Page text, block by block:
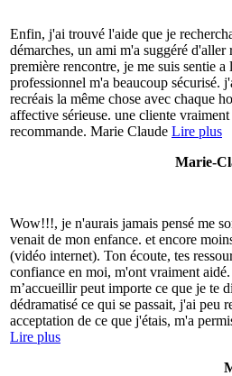
Enfin, j'ai trouvé l'aide que je
démarches, un ami m'a suggéré
première rencontre, je me suis sentie
professionnel m'a beaucoup sécurisé.
recréais la même chose avec chaque
affective sérieuse. une cliente
recommande. Marie Claude Lire plus
Marie-
Wow!!!, je n'aurais jamais pensé me
venait de mon enfance. et encore
(vidéo internet). Ton écoute, tes
confiance en moi, m'ont vraiment
m’accueillir peut importe ce que je te
dédramatisé ce qui se passait, j'ai peu
acceptation de ce que j'étais, m'a
Lire plus